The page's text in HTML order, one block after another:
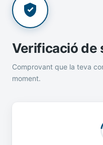
Verificació de
Comprovant que la teva
moment.